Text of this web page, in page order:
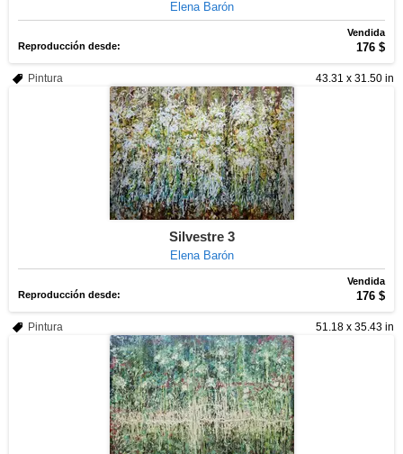
Elena Barón
Vendida
Reproducción desde:
176 $
43.31 x 31.50 in
Pintura
Silvestre 3
Elena Barón
Vendida
Reproducción desde:
176 $
51.18 x 35.43 in
Pintura